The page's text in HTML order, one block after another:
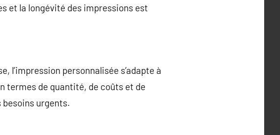
et la longévité des impressions est
l’impression personnalisée s’adapte à
termes de quantité, de coûts et de
urgents.